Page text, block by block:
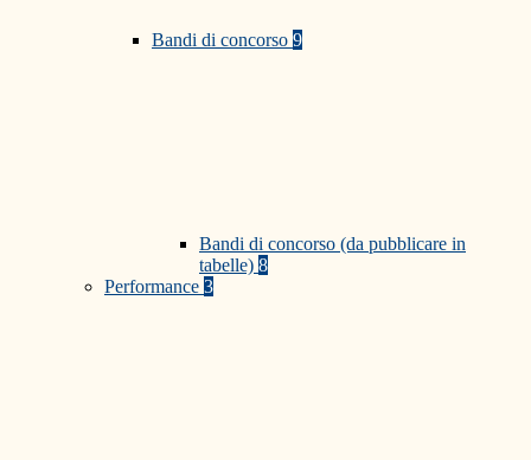
Bandi di concorso 9
Bandi di concorso (da pubblicare in
tabelle) 8
Performance 3